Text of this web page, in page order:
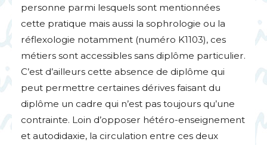
personne parmi lesquels sont mentionnées
cette pratique mais aussi la sophrologie ou la
réflexologie notamment (numéro K1103), ces
métiers sont accessibles sans diplôme particulier.
C’est d’ailleurs cette absence de diplôme qui
peut permettre certaines dérives faisant du
diplôme un cadre qui n’est pas toujours qu’une
contrainte. Loin d’opposer hétéro-enseignement
et autodidaxie, la circulation entre ces deux